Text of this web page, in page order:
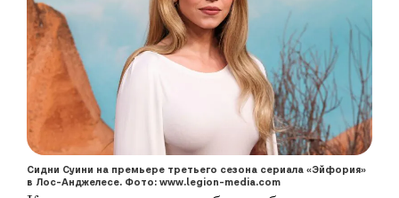
Сидни Суини на премьере третьего сезона сериала «Эйфория»
в Лос-Анджелесе. Фото: www.legion-media.com